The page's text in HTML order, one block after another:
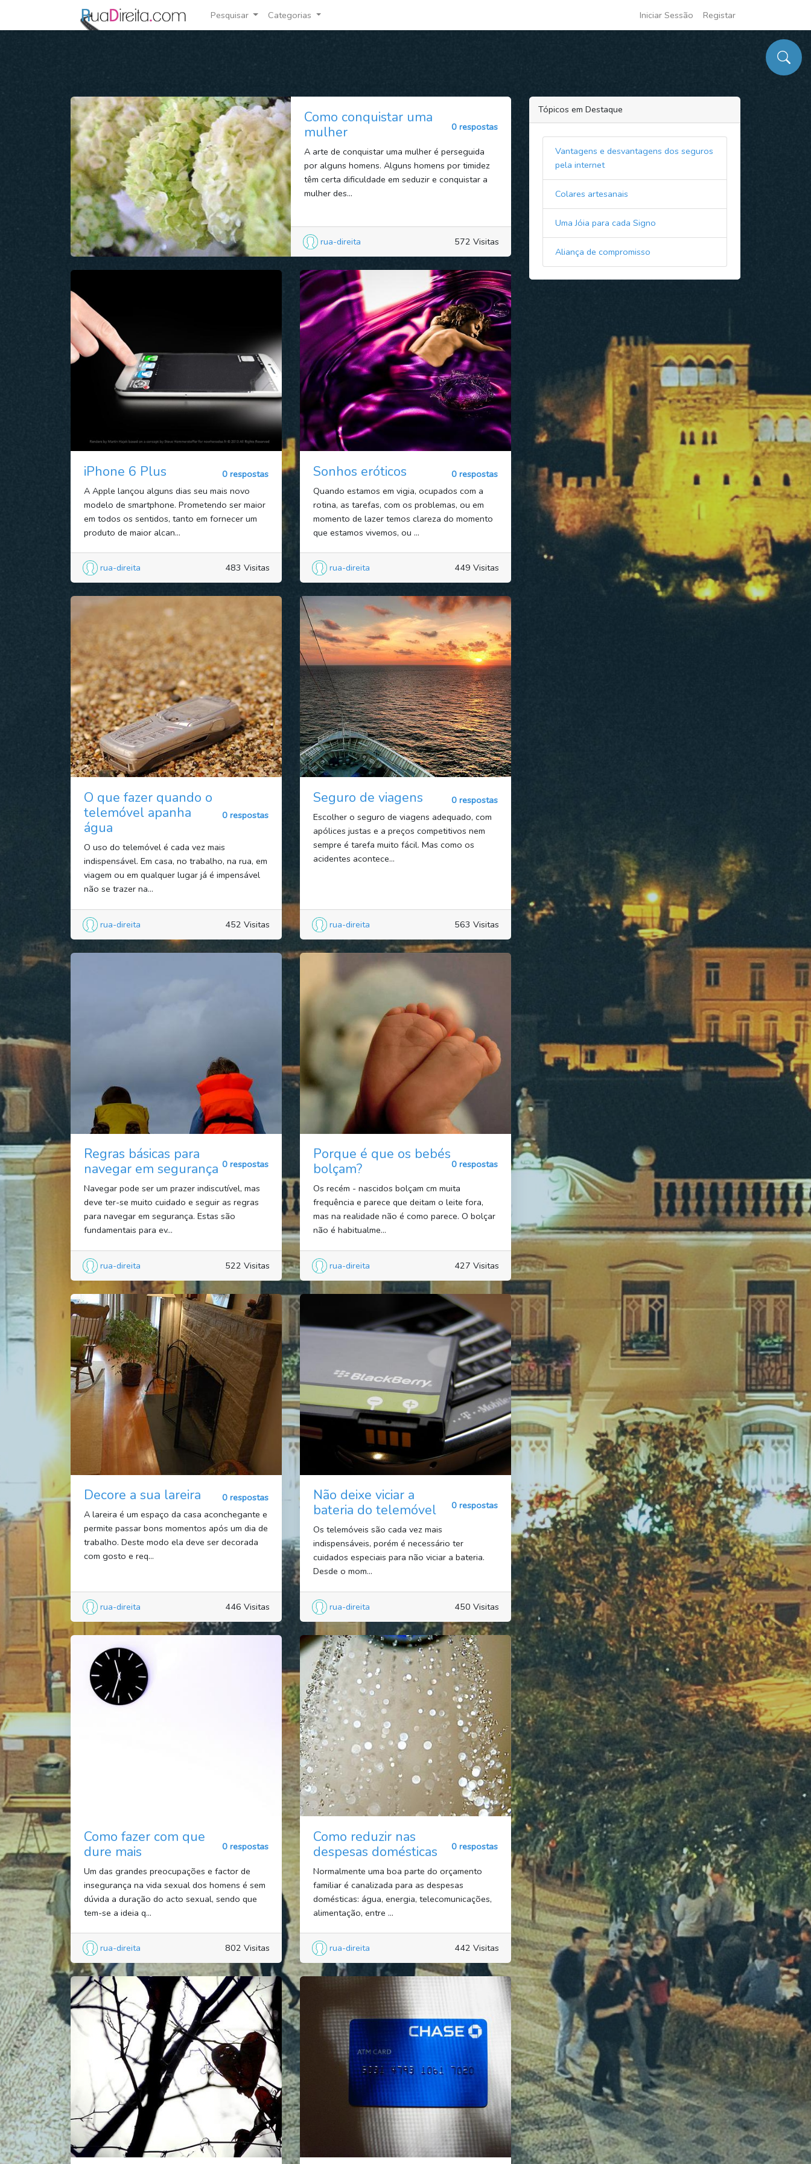
Pesquisar Categorias Iniciar Sessão Registar
Como conquistar uma
mulher
0 respostas
A arte de conquistar uma mulher é perseguida
por alguns homens. Alguns homens por timidez
têm certa dificuldade em seduzir e conquistar a
mulher des...
rua-direita 572 Visitas
iPhone 6 Plus
0 respostas
A Apple lançou alguns dias seu mais novo
modelo de smartphone. Prometendo ser maior
em todos os sentidos, tanto em fornecer um
produto de maior alcan...
rua-direita 483 Visitas
Sonhos eróticos
0 respostas
Quando estamos em vigia, ocupados com a
rotina, as tarefas, com os problemas, ou em
momento de lazer temos clareza do momento
que estamos vivemos, ou ...
rua-direita 449 Visitas
O que fazer quando o
telemóvel apanha
água
0 respostas
O uso do telemóvel é cada vez mais
indispensável. Em casa, no trabalho, na rua, em
viagem ou em qualquer lugar já é impensável
não se trazer na...
rua-direita 452 Visitas
Seguro de viagens
0 respostas
Escolher o seguro de viagens adequado, com
apólices justas e a preços competitivos nem
sempre é tarefa muito fácil. Mas como os
acidentes acontece...
rua-direita 563 Visitas
Regras básicas para
navegar em segurança 0 respostas
Navegar pode ser um prazer indiscutível, mas
deve ter-se muito cuidado e seguir as regras
para navegar em segurança. Estas são
fundamentais para ev...
rua-direita 522 Visitas
Porque é que os bebés
bolçam?
0 respostas
Os recém - nascidos bolçam cm muita
frequência e parece que deitam o leite fora,
mas na realidade não é como parece. O bolçar
não é habitualme...
rua-direita 427 Visitas
Decore a sua lareira
0 respostas
A lareira é um espaço da casa aconchegante e
permite passar bons momentos após um dia de
trabalho. Deste modo ela deve ser decorada
com gosto e req...
rua-direita 446 Visitas
Não deixe viciar a
bateria do telemóvel
0 respostas
Os telemóveis são cada vez mais
indispensáveis, porém é necessário ter
cuidados especiais para não viciar a bateria.
Desde o mom...
rua-direita 450 Visitas
Como fazer com que
dure mais
0 respostas
Um das grandes preocupações e factor de
insegurança na vida sexual dos homens é sem
dúvida a duração do acto sexual, sendo que
tem-se a ideia q...
rua-direita 802 Visitas
Como reduzir nas
despesas domésticas
0 respostas
Normalmente uma boa parte do orçamento
familiar é canalizada para as despesas
domésticas: água, energia, telecomunicações,
alimentação, entre ...
rua-direita 442 Visitas
Tópicos em Destaque
Vantagens e desvantagens dos seguros
pela internet
Colares artesanais
Uma Jóia para cada Signo
Aliança de compromisso